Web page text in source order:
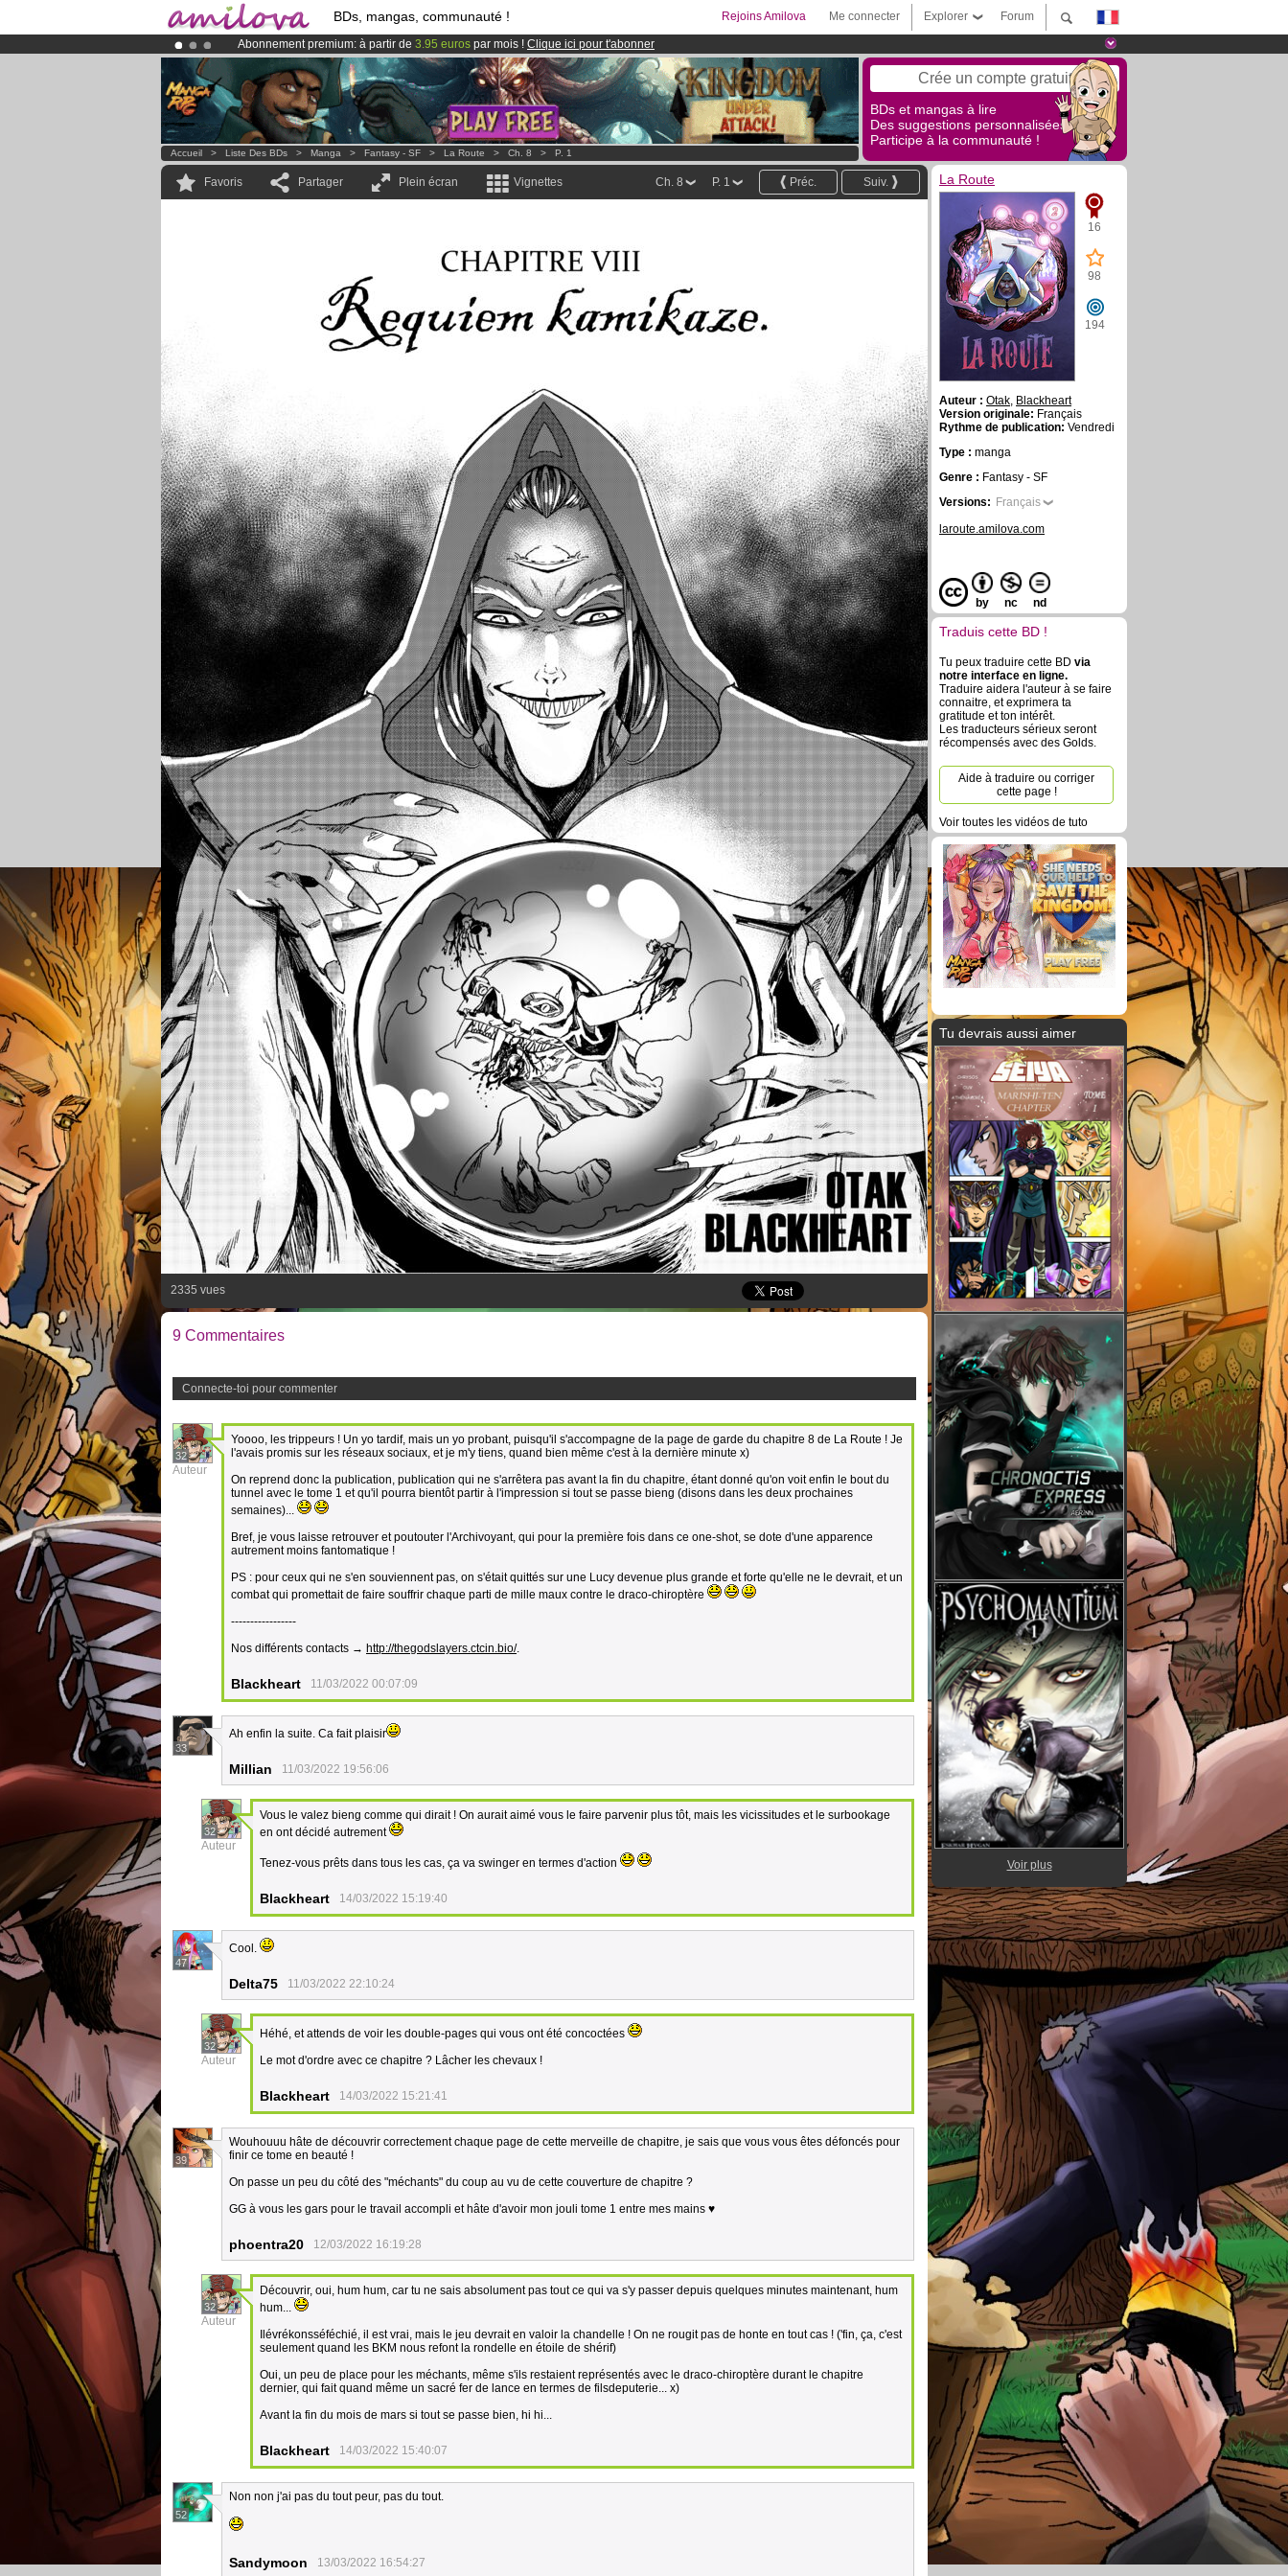
BDs, mangas, communauté ! Forum
Explorer
Me connecter
Rejoins Amilova
Abonnement premium: à partir de 3.95 euros par mois ! Clique ici pour t'abonner
Déjà 134393membreset 1208BDs & Mangas!
LeKickstarter Amilova est désormais lancé Crée un compte gratuit
BDs et mangas à lire
Des suggestions personnalisées !
Participe à la communauté !
Accueil > Liste Des BDs > Manga > Fantasy - SF > La Route > Ch. 8 > P. 1
Favoris Partager Plein écran Vignettes Suiv.
Préc.
P. 1
Ch. 8
2335 vues
9 Commentaires
Connecte-toi pour commenter
32
Auteur
Yoooo, les trippeurs ! Un yo tardif, mais un yo probant, puisqu'il s'accompagne de la page de garde du chapitre 8 de La Route ! Je
l'avais promis sur les réseaux sociaux, et je m'y tiens, quand bien même c'est à la dernière minute x)
On reprend donc la publication, publication qui ne s'arrêtera pas avant la fin du chapitre, étant donné qu'on voit enfin le bout du
tunnel avec le tome 1 et qu'il pourra bientôt partir à l'impression si tout se passe bieng (disons dans les deux prochaines
semaines)...
Bref, je vous laisse retrouver et poutouter l'Archivoyant, qui pour la première fois dans ce one-shot, se dote d'une apparence
autrement moins fantomatique !
PS : pour ceux qui ne s'en souviennent pas, on s'était quittés sur une Lucy devenue plus grande et forte qu'elle ne le devrait, et un
combat qui promettait de faire souffrir chaque parti de mille maux contre le draco-chiroptère
-----------------
Nos différents contacts → http://thegodslayers.ctcin.bio/.
Blackheart 11/03/2022 00:07:09
33
Ah enfin la suite. Ca fait plaisir
Millian 11/03/2022 19:56:06
32
Auteur
Vous le valez bieng comme qui dirait ! On aurait aimé vous le faire parvenir plus tôt, mais les vicissitudes et le surbookage
en ont décidé autrement
Tenez-vous prêts dans tous les cas, ça va swinger en termes d'action
Blackheart 14/03/2022 15:19:40
47
Cool.
Delta75 11/03/2022 22:10:24
32
Auteur
Héhé, et attends de voir les double-pages qui vous ont été concoctées
Le mot d'ordre avec ce chapitre ? Lâcher les chevaux !
Blackheart 14/03/2022 15:21:41
39
Wouhouuu hâte de découvrir correctement chaque page de cette merveille de chapitre, je sais que vous vous êtes défoncés pour
finir ce tome en beauté !
On passe un peu du côté des "méchants" du coup au vu de cette couverture de chapitre ?
GG à vous les gars pour le travail accompli et hâte d'avoir mon jouli tome 1 entre mes mains ♥
phoentra20 12/03/2022 16:19:28
32
Auteur
Découvrir, oui, hum hum, car tu ne sais absolument pas tout ce qui va s'y passer depuis quelques minutes maintenant, hum
hum...
Ilévrékonsséféchié, il est vrai, mais le jeu devrait en valoir la chandelle ! On ne rougit pas de honte en tout cas ! ('fin, ça, c'est
seulement quand les BKM nous refont la rondelle en étoile de shérif)
Oui, un peu de place pour les méchants, même s'ils restaient représentés avec le draco-chiroptère durant le chapitre
dernier, qui fait quand même un sacré fer de lance en termes de filsdeputerie... x)
Avant la fin du mois de mars si tout se passe bien, hi hi...
Blackheart 14/03/2022 15:40:07
52
Non non j'ai pas du tout peur, pas du tout.
Sandymoon 13/03/2022 16:54:27
La Route
16
98
194
Auteur : Otak, Blackheart
Version originale: Français
Rythme de publication: Vendredi
Type : manga
Genre : Fantasy - SF
Versions: Français
laroute.amilova.com
by nc nd
Traduis cette BD !
Tu peux traduire cette BD via
notre interface en ligne.
Traduire aidera l'auteur à se faire
connaitre, et exprimera ta
gratitude et ton intérêt.
Les traducteurs sérieux seront
récompensés avec des Golds.
Aide à traduire ou corriger
cette page !
Voir toutes les vidéos de tuto
Tu devrais aussi aimer
Voir plus